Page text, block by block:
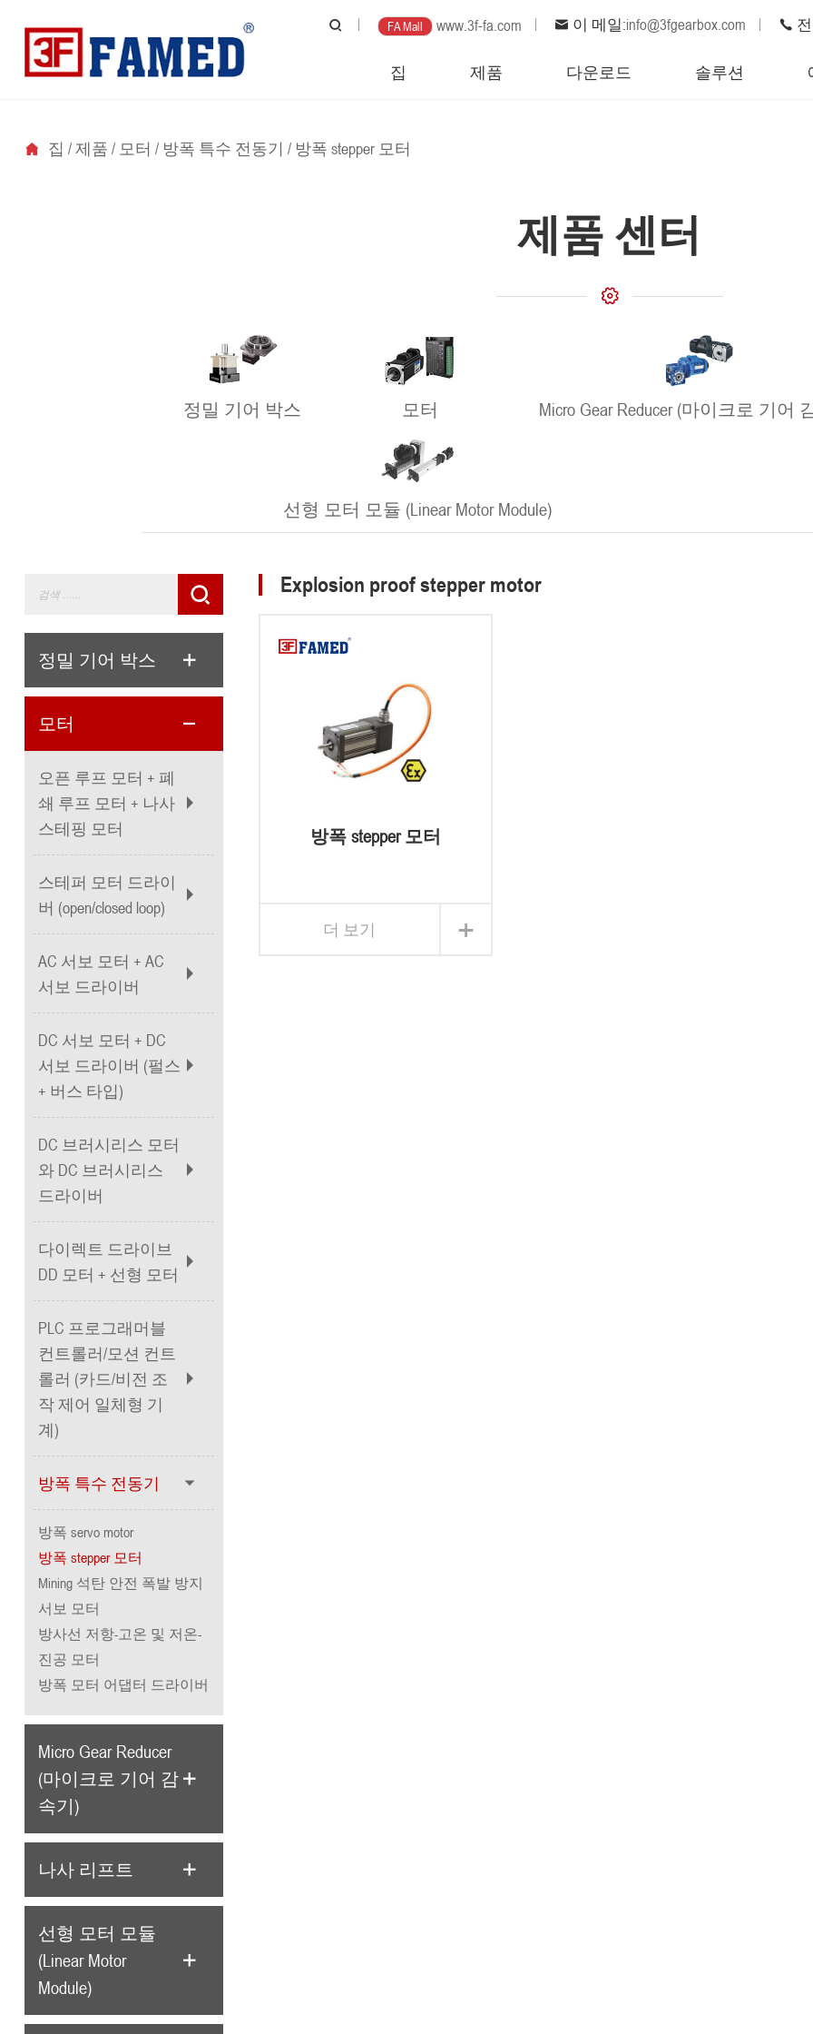
이 메일:info@3fgearbox.com
FA Mall www.3f-fa.com
집 제품 다운로드 솔루션
집 /제품 / 모터 / 방폭 특수 전동기 / 방폭 stepper 모터
제품 센터
정밀 기어 박스 모터 Micro Gear Reducer (마이크로 기어
선형 모터 모듈 (Linear Motor Module)
정밀 기어 박스
모터
오픈 루프 모터 + 폐
쇄 루프 모터 + 나사
스테핑 모터
스테퍼 모터 드라이
버 (open/closed loop)
AC 서보 모터 + AC
서보 드라이버
DC 서보 모터 + DC
서보 드라이버 (펄스
+ 버스 타입)
DC 브러시리스 모터
와 DC 브러시리스
드라이버
다이렉트 드라이브
DD 모터 + 선형 모터
PLC 프로그래머블
컨트롤러/모션 컨트
롤러 (카드/비전 조
작 제어 일체형 기
계)
방폭 특수 전동기
방폭 servo motor
방폭 stepper 모터
Mining 석탄 안전 폭발 방지
서보 모터
방사선 저항-고온 및 저온-
진공 모터
방폭 모터 어댑터 드라이버
Micro Gear Reducer
(마이크로 기어 감
속기)
나사 리프트
선형 모터 모듈
(Linear Motor
Module)
Explosion proof stepper motor
방폭 stepper 모터
+
더 보기